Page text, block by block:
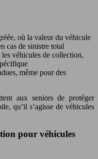
où la valeur du véhicule
cas de sinistre total
véhicules de collection,
même pour des
aux seniors de protéger
qu’il s’agisse de véhicules
pour véhicules